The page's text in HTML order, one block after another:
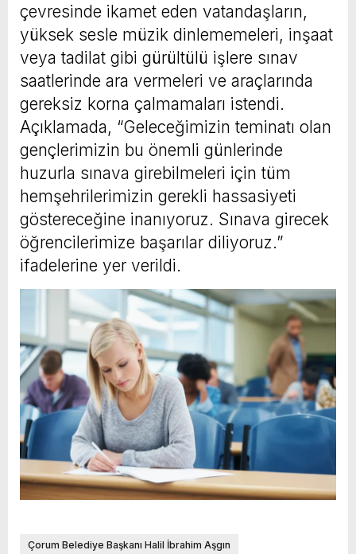
çevresinde ikamet eden vatandaşların,
yüksek sesle müzik dinlememeleri, inşaat
veya tadilat gibi gürültülü işlere sınav
saatlerinde ara vermeleri ve araçlarında
gereksiz korna çalmamaları istendi.
Açıklamada, “Geleceğimizin teminatı olan
gençlerimizin bu önemli günlerinde
huzurla sınava girebilmeleri için tüm
hemşehrilerimizin gerekli hassasiyeti
göstereceğine inanıyoruz. Sınava girecek
öğrencilerimize başarılar diliyoruz.”
ifadelerine yer verildi.
Çorum Belediye Başkanı Halil İbrahim Aşgın